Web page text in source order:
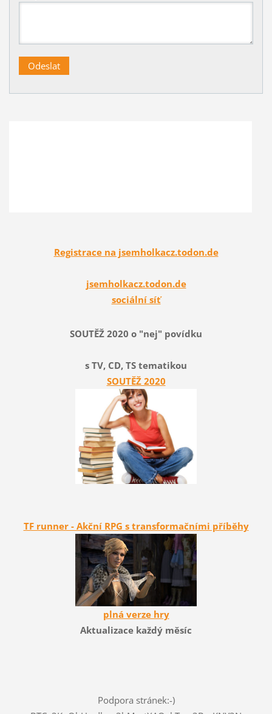
Registrace na jsemholkacz.todon.de
jsemholkacz.todon.de
sociální síť
SOUTĚŽ 2020 o "nej" povídku
s TV, CD, TS tematikou
SOUTĚŽ 2020
TF runner - Akční RPG s transformačními příběhy
plná verze hry
Aktualizace každý měsíc
Podpora stránek:-)